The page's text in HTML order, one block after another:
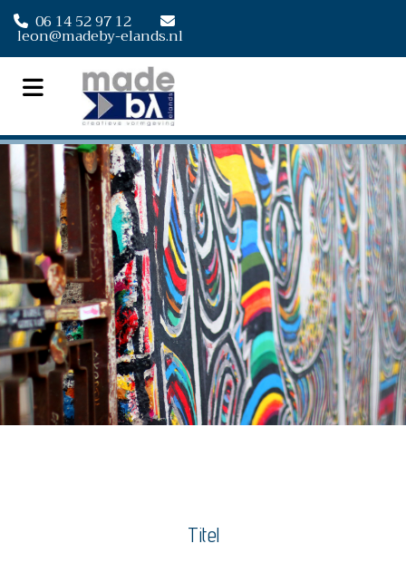
 06 14 52 97 12 
leon@madeby-elands.nl
Titel